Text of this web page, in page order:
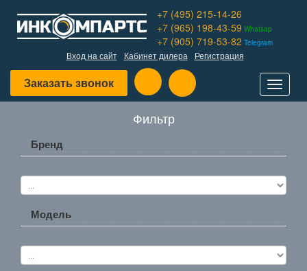
+7 (495) 215-14-26
+7 (965) 198-43-59 Whatsap
+7 (905) 719-53-82 Telegram
Вход на сайт Кабинет дилера Регистрация
Заказать звонок
Toggle
Фильтр
Бренд
Модель